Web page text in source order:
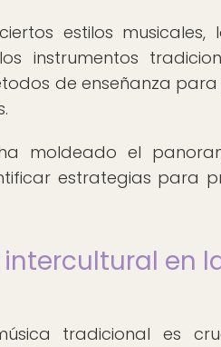
estilos musicales,
de enseñanza
moldeado el
estrategias para
en
tradicional es